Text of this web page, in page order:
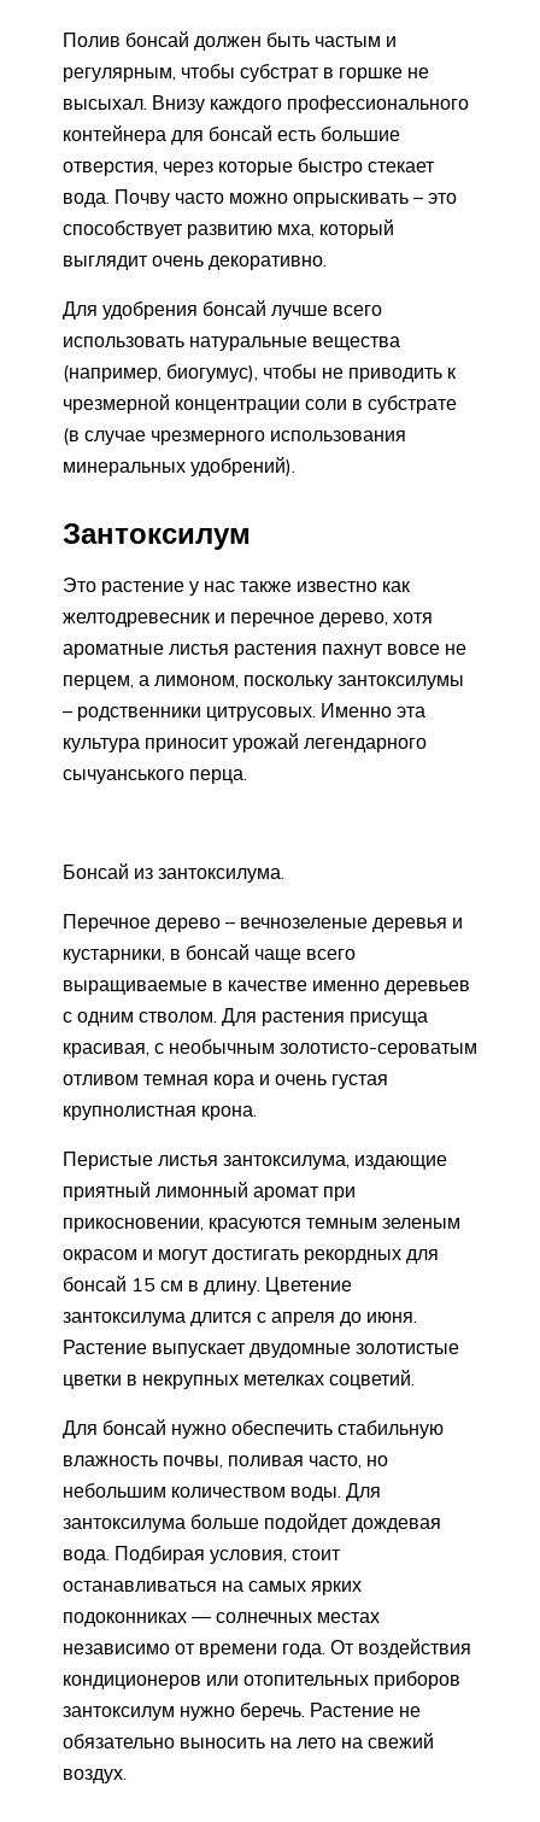
Полив бонсай должен быть частым и
регулярным, чтобы субстрат в горшке не
высыхал. Внизу каждого профессионального
контейнера для бонсай есть большие
отверстия, через которые быстро стекает
вода. Почву часто можно опрыскивать – это
способствует развитию мха, который
выглядит очень декоративно.
Для удобрения бонсай лучше всего
использовать натуральные вещества
(например, биогумус), чтобы не приводить к
чрезмерной концентрации соли в субстрате
(в случае чрезмерного использования
минеральных удобрений).
Зантоксилум
Это растение у нас также известно как
желтодревесник и перечное дерево, хотя
ароматные листья растения пахнут вовсе не
перцем, а лимоном, поскольку зантоксилумы
– родственники цитрусовых. Именно эта
культура приносит урожай легендарного
сычуанського перца.
Бонсай из зантоксилума.
Перечное дерево – вечнозеленые деревья и
кустарники, в бонсай чаще всего
выращиваемые в качестве именно деревьев
с одним стволом. Для растения присуща
красивая, с необычным золотисто-сероватым
отливом темная кора и очень густая
крупнолистная крона.
Перистые листья зантоксилума, издающие
приятный лимонный аромат при
прикосновении, красуются темным зеленым
окрасом и могут достигать рекордных для
бонсай 15 см в длину. Цветение
зантоксилума длится с апреля до июня.
Растение выпускает двудомные золотистые
цветки в некрупных метелках соцветий.
Для бонсай нужно обеспечить стабильную
влажность почвы, поливая часто, но
небольшим количеством воды. Для
зантоксилума больше подойдет дождевая
вода. Подбирая условия, стоит
останавливаться на самых ярких
подоконниках — солнечных местах
независимо от времени года. От воздействия
кондиционеров или отопительных приборов
зантоксилум нужно беречь. Растение не
обязательно выносить на лето на свежий
воздух.